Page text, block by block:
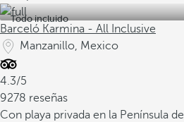
Todo incluido
Barceló Karmina - All Inclusive
Manzanillo, Mexico
4.3/5
9278 reseñas
Con playa privada en la Península de